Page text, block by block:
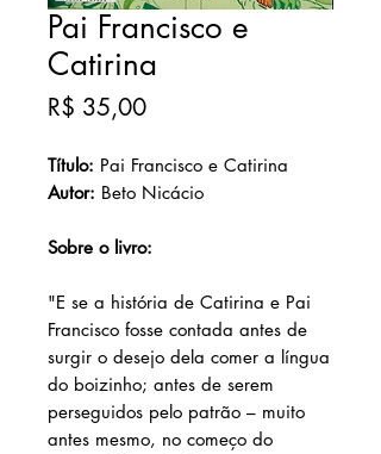
Pai Francisco e
Catirina
R$ 35,00Preço
Título: Pai Francisco e Catirina
Autor: Beto Nicácio
Sobre o livro:
"E se a história de Catirina e Pai
Francisco fosse contada antes de
surgir o desejo dela comer a língua
do boizinho; antes de serem
perseguidos pelo patrão – muito
antes mesmo, no começo do